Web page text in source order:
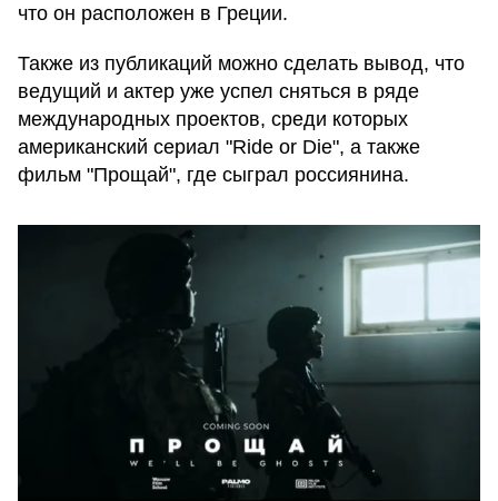
что он расположен в Греции.
Также из публикаций можно сделать вывод, что
ведущий и актер уже успел сняться в ряде
международных проектов, среди которых
американский сериал "Ride or Die", а также
фильм "Прощай", где сыграл россиянина.